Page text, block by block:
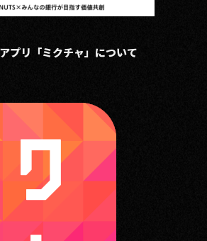
プリ「ミクチャ」について